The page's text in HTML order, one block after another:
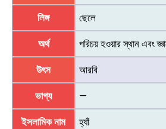
লিঙ্গ ছেলে
অর্থ পরিচয় হওয়ার স্থান এবং
উৎস আরবি
ভাগ্য —
ইসলামিক নাম হ্যাঁ